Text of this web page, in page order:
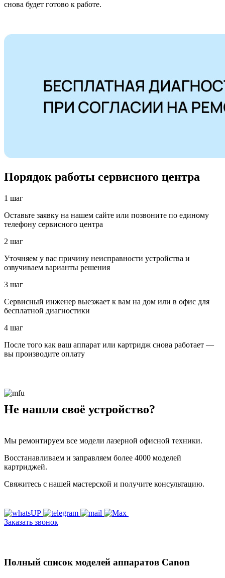
снова будет готово к работе.
Порядок работы сервисного центра
1 шаг
Оставьте заявку на нашем сайте или позвоните по единому
телефону сервисного центра
2 шаг
Уточняем у вас причину неисправности устройства и
озвучиваем варианты решения
3 шаг
Сервисный инженер выезжает к вам на дом или в офис для
бесплатной диагностики
4 шаг
После того как ваш аппарат или картридж снова работает —
вы производите оплату
Не нашли своё устройство?
Мы ремонтируем все модели лазерной офисной техники.
Восстанавливаем и заправляем более 4000 моделей
картриджей.
Свяжитесь с нашей мастерской и получите консультацию.
Заказать звонок
Полный список моделей аппаратов Canon